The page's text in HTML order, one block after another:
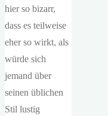
hier so bizarr,
dass es teilweise
eher so wirkt, als
würde sich
jemand über
seinen üblichen
Stil lustig